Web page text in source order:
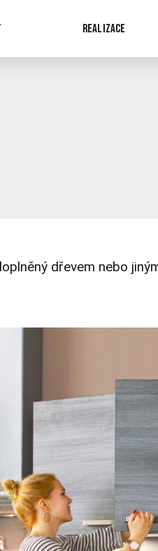
REALIZACE
dřevem nebo